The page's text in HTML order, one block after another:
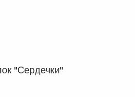
"Сердечки"